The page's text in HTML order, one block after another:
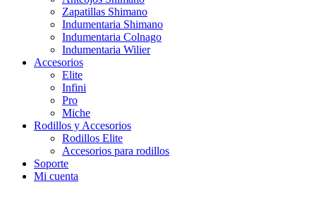
Zapatillas Shimano
Indumentaria Shimano
Indumentaria Colnago
Indumentaria Wilier
Accesorios
Elite
Infini
Pro
Miche
Rodillos y Accesorios
Rodillos Elite
Accesorios para rodillos
Soporte
Mi cuenta